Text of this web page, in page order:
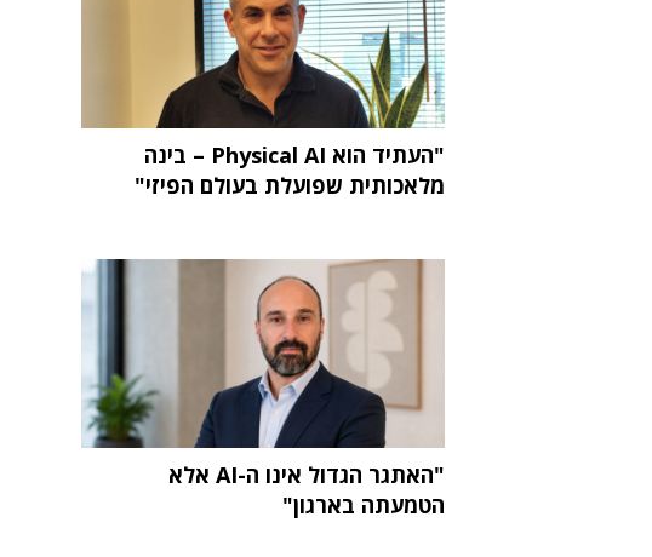
"העתיד הוא Physical AI – בינה
מלאכותית שפועלת בעולם הפיזי"
"האתגר הגדול אינו ה-AI אלא
הטמעתה בארגון"